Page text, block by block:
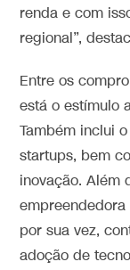
renda e com
regional”,
Entre os
está o estímulo
Também inclui
startups, bem
inovação. Além
por sua vez,
adoção de